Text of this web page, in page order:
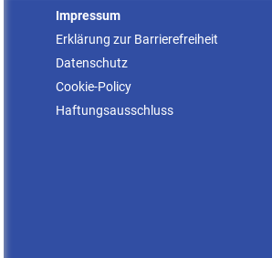
Impressum
Erklärung zur Barrierefreiheit
Datenschutz
Cookie-Policy
Haftungsausschluss